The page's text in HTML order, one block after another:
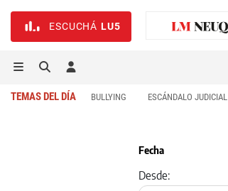
ESCUCHÁ LU5
TEMAS DEL DÍA BULLYING ESCÁNDALO JUDICIAL
Fecha
Desde: